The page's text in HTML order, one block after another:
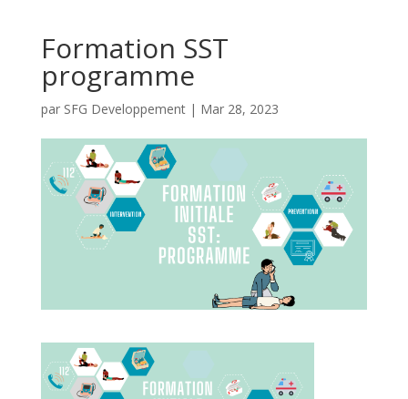
Formation SST
programme
par SFG Developpement| Mar 28, 2023